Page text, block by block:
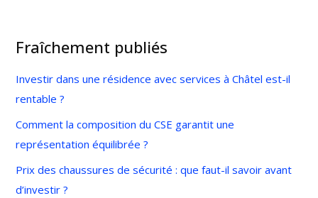
Fraîchement publiés
Investir dans une résidence avec services à Châtel est-il
rentable ?
Comment la composition du CSE garantit une
représentation équilibrée ?
Prix des chaussures de sécurité : que faut-il savoir avant
d’investir ?